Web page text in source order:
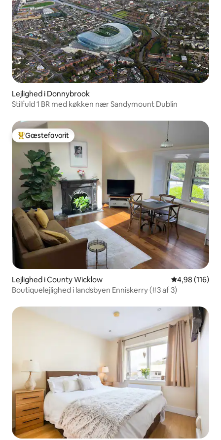
Lejlighed i Donnybrook
Stilfuld 1 BR med køkken nær Sandymount Dublin
Bedste gæstefavorit
Gæstefavorit
Lejlighed i County Wicklow 4,98 ud af 5 i
4,98 (116)
Boutiquelejlighed i landsbyen Enniskerry (#3 af 3)